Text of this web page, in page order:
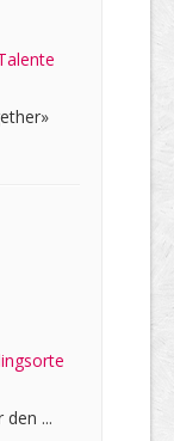
...